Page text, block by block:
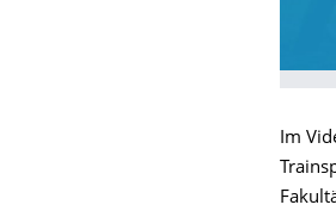
Im